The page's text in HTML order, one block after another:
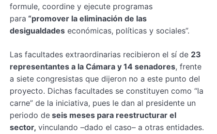
formule, coordine y ejecute programas
para “promover la eliminación de las
desigualdades económicas, políticas y sociales”.
Las facultades extraordinarias recibieron el sí de 23
representantes a la Cámara y 14 senadores, frente
a siete congresistas que dijeron no a este punto del
proyecto. Dichas facultades se constituyen como “la
carne” de la iniciativa, pues le dan al presidente un
periodo de seis meses para reestructurar el
sector, vinculando –dado el caso– a otras entidades.